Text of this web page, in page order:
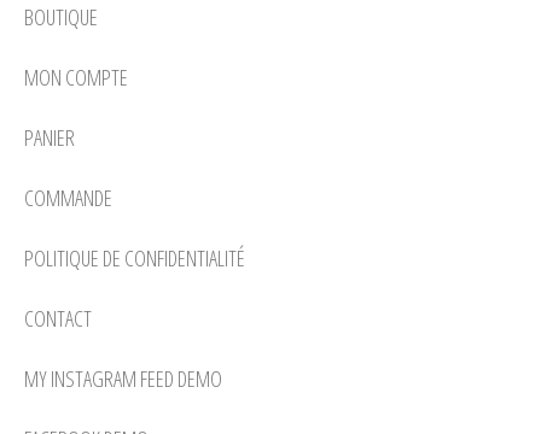
BOUTIQUE
MON COMPTE
PANIER
COMMANDE
POLITIQUE DE CONFIDENTIALITÉ
CONTACT
MY INSTAGRAM FEED DEMO